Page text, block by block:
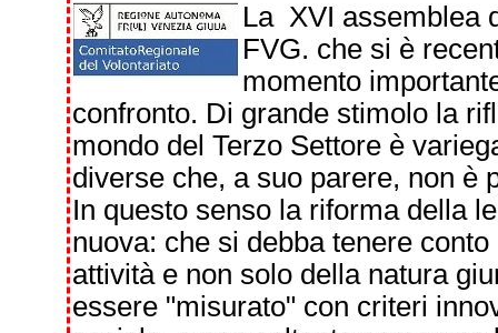
La XVI assemblea
FVG. che si è
momento
confronto. Di grande stimolo la
mondo del Terzo Settore è
diverse che, a suo parere, non è
In questo senso la riforma della
nuova: che si debba tenere
attività e non solo della natura
essere "misurato" con criteri